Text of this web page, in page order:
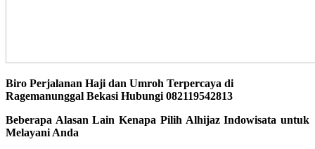
Biro Perjalanan Haji dan Umroh Terpercaya di
Ragemanunggal Bekasi Hubungi 082119542813
Beberapa Alasan Lain Kenapa Pilih Alhijaz Indowisata untuk
Melayani Anda